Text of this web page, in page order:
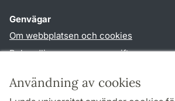
Användning av cookies
Genvägar
Om webbplatsen och cookies
Behandling av personuppgifter
TYPO3-login